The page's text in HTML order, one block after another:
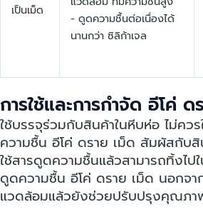
เป็นเม็ด
- ดูดความชื้นต่อเนื่องได้
นานกว่า ซิลิก้าเจล
การใช้และการกำจัด อีโค่ ด
ใช้บรรจุร่วมกับสินค้าในหีบห่อ ไม่คว
ความชื้น อีโค่ ดราย เม็ด สัมผัสกับสิ
ใช้สารดูดความชื้นแล้วสามารถทิ้งไป
ดูดความชื้น อีโค่ ดราย เม็ด นอกจา
แวดล้อมแล้วยังช่วยปรับปรุงคุณภา